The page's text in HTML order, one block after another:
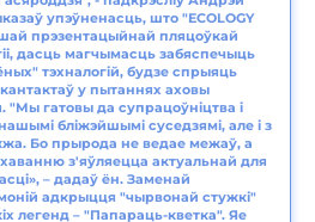
упэўненасць, што "ECOLOGY
прэзентацыйнай пляцоўкай
дасць магчымасць забяспечыць
тэхналогій, будзе спрыяць
у пытаннях аховы
"Мы гатовы да супрацоўніцтва і
бліжэйшымі суседзямі, але і з
Бо прырода не ведае межаў, а
з'яўляецца актуальнай для
– дадаў ён. Заменай
адкрыцця "чырвонай стужкі"
легенд – "Папараць-кветка". Яе